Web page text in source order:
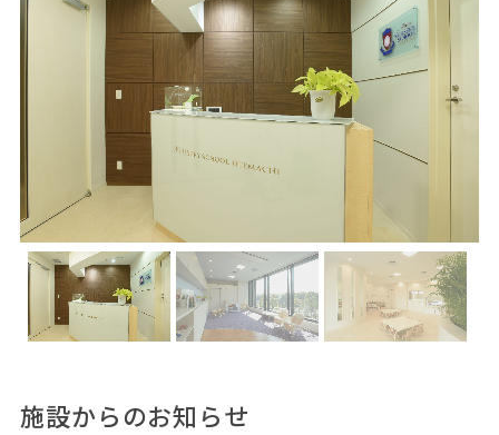
施設からのお知らせ